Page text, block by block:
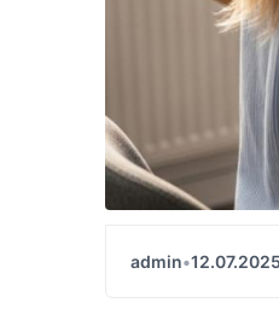
admin•